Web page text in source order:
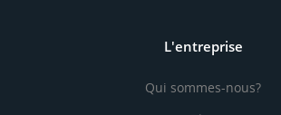
L'entreprise
Qui sommes-nous?